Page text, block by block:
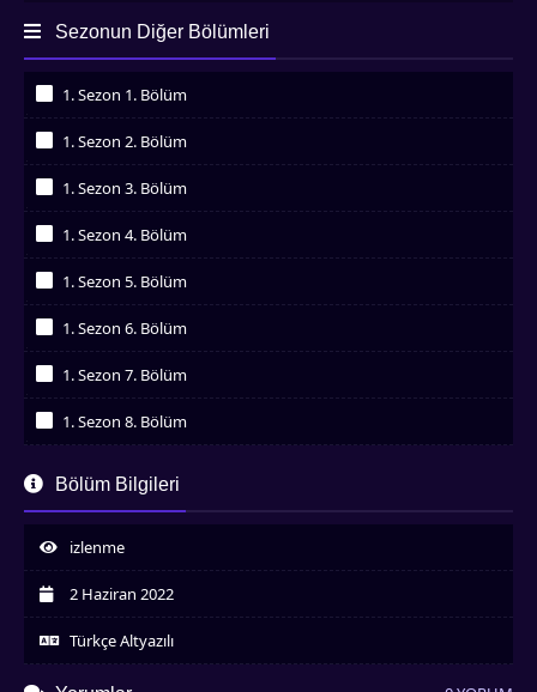
Sezonun Diğer Bölümleri
1. Sezon 1. Bölüm
1. Sezon 2. Bölüm
1. Sezon 3. Bölüm
1. Sezon 4. Bölüm
1. Sezon 5. Bölüm
1. Sezon 6. Bölüm
1. Sezon 7. Bölüm
1. Sezon 8. Bölüm
İzledim
İzledim
1. Sezon 10. Bölüm
İzledim
İzledim
Bölüm Bilgileri
izlenme
2 Haziran 2022
Türkçe Altyazılı